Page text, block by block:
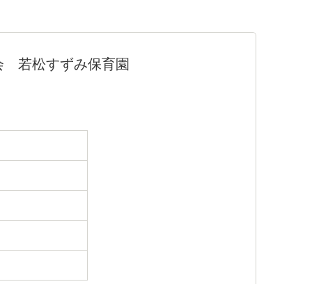
若松すずみ保育園